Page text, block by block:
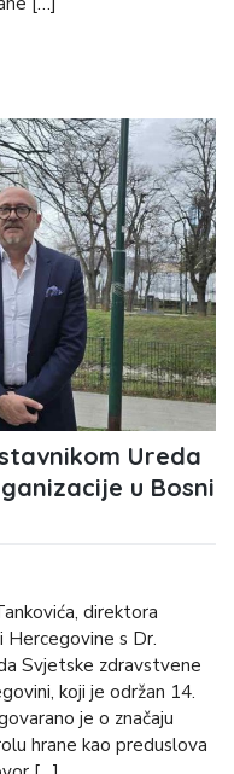
Ureda
u Bosni
direktora
Hercegovine s Dr.
Svjetske zdravstvene
koji je održan 14.
je o značaju
hrane kao preduslova